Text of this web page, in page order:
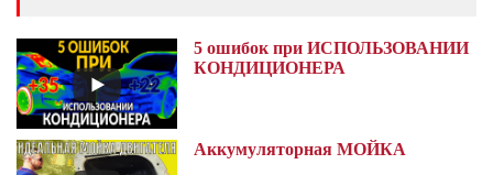
5 ошибок при ИСПОЛЬЗОВАНИИ
КОНДИЦИОНЕРА
Аккумуляторная МОЙКА